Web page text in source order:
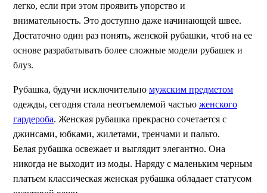
легко, если при этом проявить упорство и
внимательность. Это доступно даже начинающей швее.
Достаточно один раз понять, женской рубашки, чтоб на ее
основе разрабатывать более сложные модели рубашек и
блуз.
Рубашка, будучи исключительно мужским предметом
одежды, сегодня стала неотъемлемой частью женского
гардероба. Женская рубашка прекрасно сочетается с
джинсами, юбками, жилетами, тренчами и пальто.
Белая рубашка освежает и выглядит элегантно. Она
никогда не выходит из моды. Наряду с маленьким черным
платьем классическая женская рубашка обладает статусом